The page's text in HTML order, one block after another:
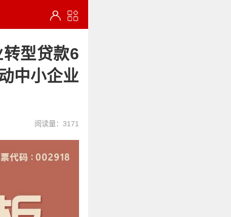
转型贷款6
中小企业
阅读量：3171